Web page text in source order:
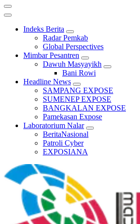
Indeks Berita
Radar Pemkab
Global Perspectives
Mimbar Pesantren
Dawuh Masyayikh
Bani Rowi
Headline News
SAMPANG EXPOSE
SUMENEP EXPOSE
BANGKALAN EXPOSE
Pamekasan Expose
Laboratorium Nalar
BeritaNasional
Patroli Cyber
EXPOSIANA